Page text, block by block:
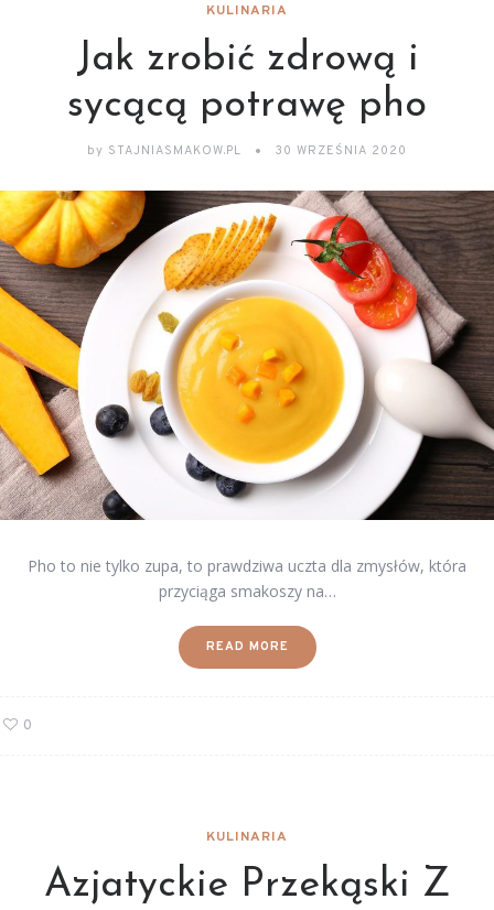
KULINARIA
Jak zrobić zdrową i
sycącą potrawę pho
by STAJNIASMAKOW.PL 30 WRZEŚNIA 2020
Pho to nie tylko zupa, to prawdziwa uczta dla zmysłów, która
przyciąga smakoszy na…
READ MORE
0
KULINARIA
Azjatyckie Przekąski Z